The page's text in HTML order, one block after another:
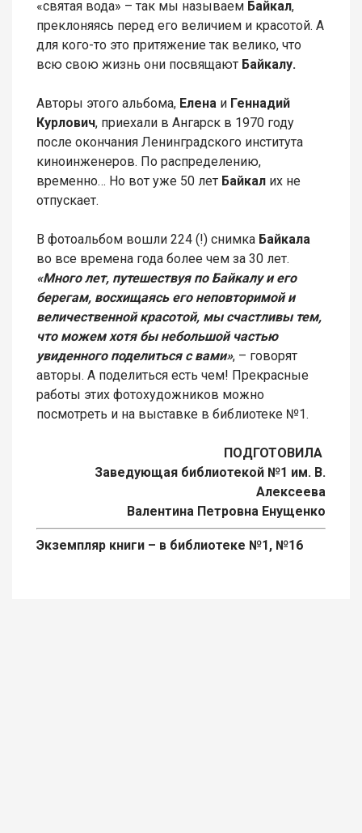
«святая вода» – так мы называем Байкал,
преклоняясь перед его величием и красотой. А
для кого-то это притяжение так велико, что
всю свою жизнь они посвящают Байкалу.
Авторы этого альбома, Елена и Геннадий
Курлович, приехали в Ангарск в 1970 году
после окончания Ленинградского института
киноинженеров. По распределению,
временно… Но вот уже 50 лет Байкал их не
отпускает.
В фотоальбом вошли 224 (!) снимка Байкала
во все времена года более чем за 30 лет.
«Много лет, путешествуя по Байкалу и его
берегам, восхищаясь его неповторимой и
величественной красотой, мы счастливы тем,
что можем хотя бы небольшой частью
увиденного поделиться с вами», – говорят
авторы. А поделиться есть чем! Прекрасные
работы этих фотохудожников можно
посмотреть и на выставке в библиотеке №1.
ПОДГОТОВИЛА
Заведующая библиотекой №1 им. В.
Алексеева
Валентина Петровна Енущенко
Экземпляр книги – в библиотеке №1, №16